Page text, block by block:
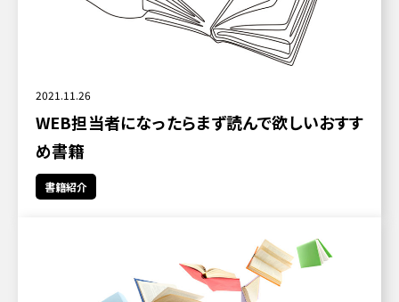
2021.11.26
WEB担当者になったらまず読んで欲しいおすす
め書籍
書籍紹介